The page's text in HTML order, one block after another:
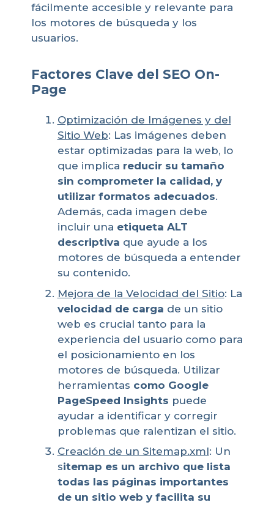
fácilmente accesible y relevante para
los motores de búsqueda y los
usuarios.
Factores Clave del SEO On-
Page
Optimización de Imágenes y del
Sitio Web: Las imágenes deben
estar optimizadas para la web, lo
que implica reducir su tamaño
sin comprometer la calidad, y
utilizar formatos adecuados.
Además, cada imagen debe
incluir una etiqueta ALT
descriptiva que ayude a los
motores de búsqueda a entender
su contenido.
Mejora de la Velocidad del Sitio: La
velocidad de carga de un sitio
web es crucial tanto para la
experiencia del usuario como para
el posicionamiento en los
motores de búsqueda. Utilizar
herramientas como Google
PageSpeed Insights puede
ayudar a identificar y corregir
problemas que ralentizan el sitio.
Creación de un Sitemap.xml: Un
sitemap es un archivo que lista
todas las páginas importantes
de un sitio web y facilita su